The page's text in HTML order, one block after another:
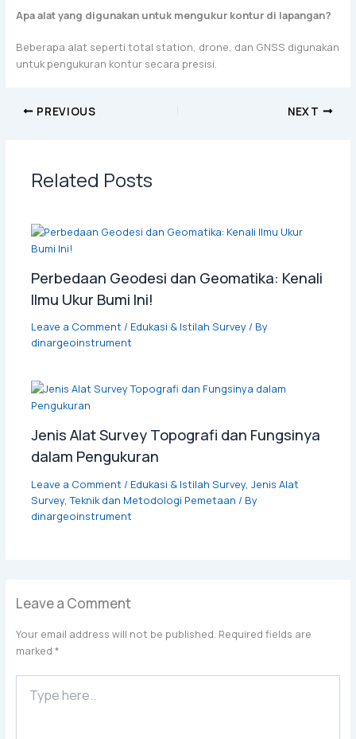
Apa alat yang digunakan untuk mengukur kontur di lapangan?
Beberapa alat seperti total station, drone, dan GNSS digunakan
untuk pengukuran kontur secara presisi.
PREVIOUS NEXT
Related Posts
Perbedaan Geodesi dan Geomatika: Kenali
Ilmu Ukur Bumi Ini!
Leave a Comment/ Edukasi & Istilah Survey/ By
dinargeoinstrument
Jenis Alat Survey Topografi dan Fungsinya
dalam Pengukuran
Leave a Comment/ Edukasi & Istilah Survey, Jenis Alat
Survey,Teknik dan Metodologi Pemetaan / By
dinargeoinstrument
Leave a Comment
Your email address will not be published. Required fields are
marked *
here..